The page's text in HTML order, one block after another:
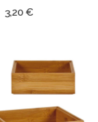
3,20 €